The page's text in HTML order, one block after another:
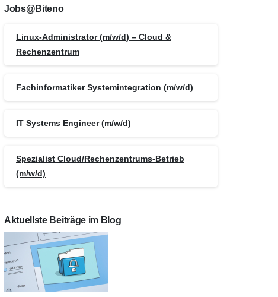
Jobs@Biteno
Linux-Administrator (m/w/d) – Cloud &
Rechenzentrum
Fachinformatiker Systemintegration (m/w/d)
IT Systems Engineer (m/w/d)
Spezialist Cloud/Rechenzentrums-Betrieb
(m/w/d)
Aktuellste Beiträge im Blog